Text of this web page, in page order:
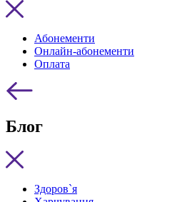
Абонементи
Онлайн-абонементи
Оплата
Блог
Здоров`я